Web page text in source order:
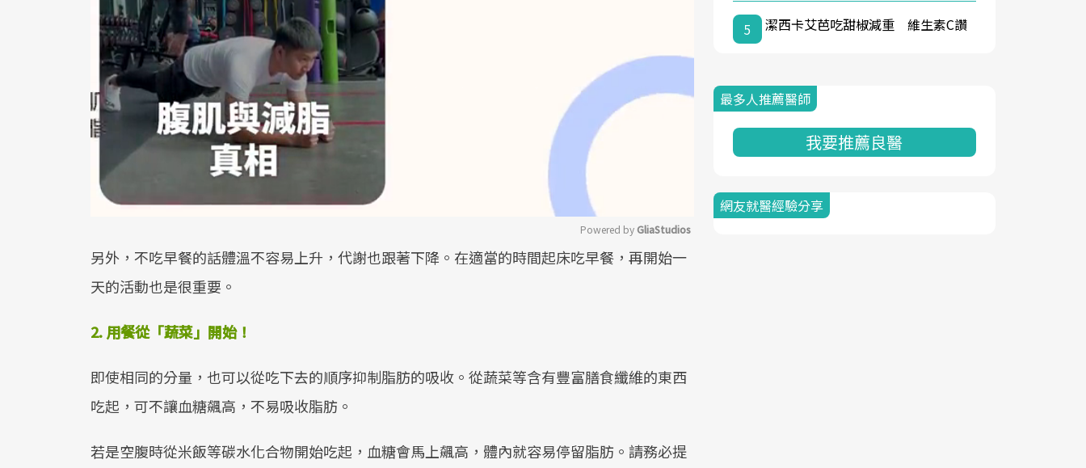
Powered by GliaStudios
另外，不吃早餐的話體溫不容易上升，代謝也跟著下降。在適當的時間起床吃早餐，再開始一
天的活動也是很重要。
2. 用餐從「蔬菜」開始！
即使相同的分量，也可以從吃下去的順序抑制脂肪的吸收。從蔬菜等含有豐富膳食纖維的東西
吃起，可不讓血糖飆高，不易吸收脂肪。
若是空腹時從米飯等碳水化合物開始吃起，血糖會馬上飆高，體內就容易停留脂肪。請務必提
5 潔西卡艾芭吃甜椒減重 維生素C讚
最多人推薦醫師
我要推薦良醫
網友就醫經驗分享